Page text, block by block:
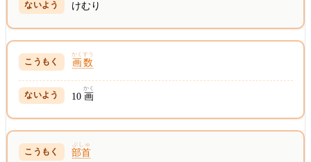
けむり
画数
かくすう
10画
かく
部首
ぶしゅ